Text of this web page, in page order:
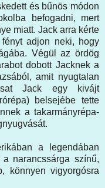
és bűnös módon
befogadni, mert
miatt. Jack arra kérte
adjon neki, hogy
Végül az ördög
dobott Jacknek a
amit nyugtalan
Jack egy kivájt
belsejébe tette
a takarmányrépa-
a legendában
narancssárga színű,
könnyen vigyorgósra